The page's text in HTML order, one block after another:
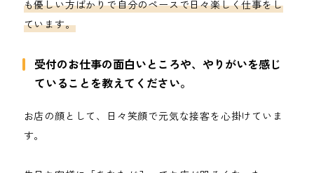
も優しい方ばかりで自分のペースで日々楽しく仕事をし
ています。
受付のお仕事の面白いところや、やりがいを感じ
ていることを教えてください。
お店の顔として、日々笑顔で元気な接客を心掛けていま
す。